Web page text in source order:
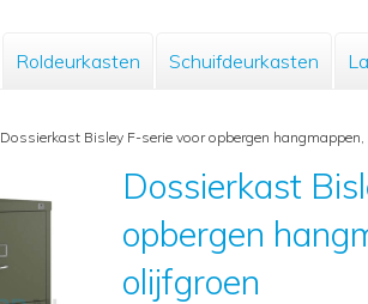
Roldeurkasten Schuifdeurkasten
Dossierkast Bisley F-serie voor opbergen
Dossierkast
opbergen
olijfgroen